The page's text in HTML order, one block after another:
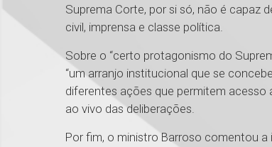
Suprema Corte, por si só, não é capaz
civil, imprensa e classe política.
Sobre o “certo protagonismo do
“um arranjo institucional que se
diferentes ações que permitem
ao vivo das deliberações.
Por fim, o ministro Barroso comentou